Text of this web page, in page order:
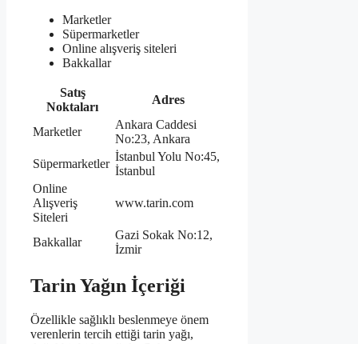
Marketler
Süpermarketler
Online alışveriş siteleri
Bakkallar
Satış
Noktaları
Adres
Marketler
Ankara Caddesi
No:23, Ankara
Süpermarketler
İstanbul Yolu No:45,
İstanbul
Online
Alışveriş
Siteleri
www.tarin.com
Bakkallar
Gazi Sokak No:12,
İzmir
Tarin Yağın İçeriği
Özellikle sağlıklı beslenmeye önem
verenlerin tercih ettiği tarin yağı,